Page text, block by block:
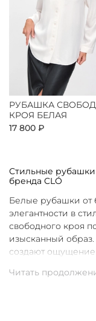
РУБАШКА
КРОЯ БЕЛАЯ
17 800 ₽
Стильные рубашки
бренда CLÓ
Белые рубашки от
элегантности в
свободного кроя
изысканный образ.
создают
чистоты и